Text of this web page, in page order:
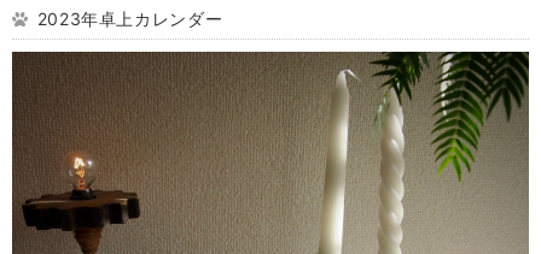
2023年卓上カレンダー